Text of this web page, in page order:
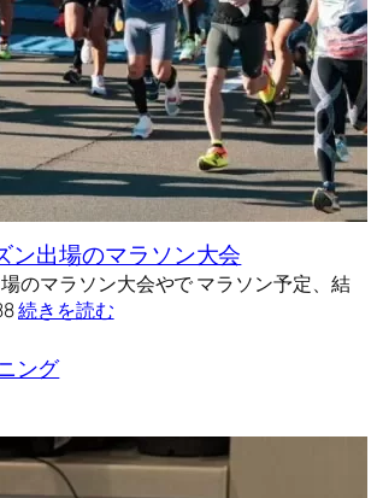
出場のマラソン大会
のマラソン大会やで マラソン予定、結
続きを読む
ング